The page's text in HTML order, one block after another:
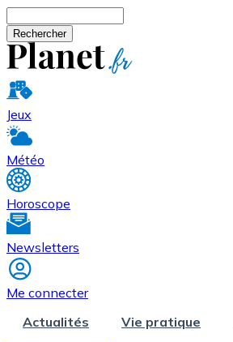
Jeux
Météo
Horoscope
Newsletters
Me connecter
Actualités
Vie pratique